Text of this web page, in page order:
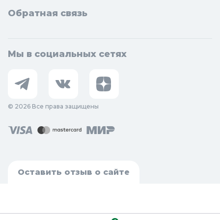
Обратная связь
Мы в социальных сетях
© 2026 Все права защищены
Оставить отзыв о сайте